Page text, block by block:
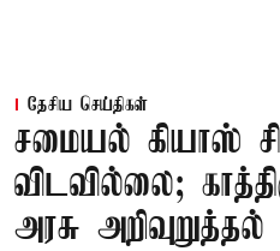
தேசிய செய்திகள்
சமையல் கியாஸ்
விடவில்லை;
அரசு அறிவுறுத்தல்